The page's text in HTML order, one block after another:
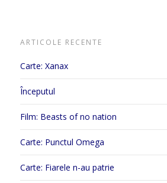
ARTICOLE RECENTE
Carte: Xanax
Începutul
Film: Beasts of no nation
Carte: Punctul Omega
Carte: Fiarele n-au patrie